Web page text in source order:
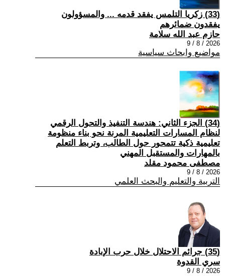
(33) زكريا التلمس يفقد قدمه ... والمسؤولون
يفقدون ضمائرهم
حازم عبد الله سلامة
2026 / 8 / 9
مواضيع وابحاث سياسية
(34) الجزء الثاني: هندسة التنفيذ والتحول الرقمي
لنظام المسارات التعليمية المرنة نحو بناء منظومة
تعليمية ذكية تتمحور حول الطالب، وتربط التعلم
بالمهارات والمستقبل المهني
مصطفى محمود مقلد
2026 / 8 / 9
التربية والتعليم والبحث العلمي
(35) جرائم الاحتلال خلال حرب الإبادة
سري القدوة
2026 / 8 / 9